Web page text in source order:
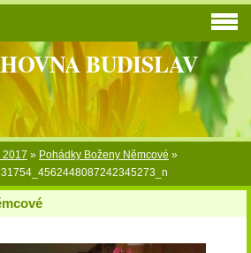
BUDISLAV
2017 » Pohádky Boženy Němcové »